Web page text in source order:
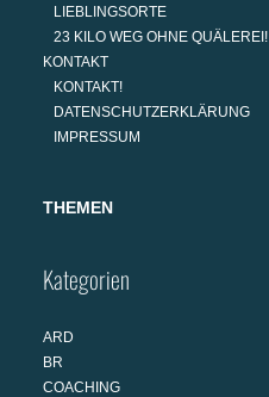
LIEBLINGSORTE
23 KILO WEG OHNE QUÄLEREI!
KONTAKT
KONTAKT!
DATENSCHUTZERKLÄRUNG
IMPRESSUM
THEMEN
Kategorien
ARD
BR
COACHING